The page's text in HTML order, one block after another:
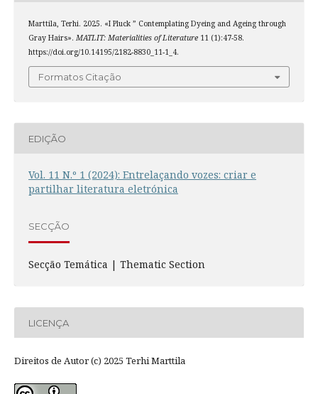
Marttila, Terhi. 2025. «I Pluck ” Contemplating Dyeing and Ageing through
Gray Hairs». MATLIT: Materialities of Literature11 (1):47-58.
https://doi.org/10.14195/2182-8830_11-1_4.
Formatos Citação
EDIÇÃO
Vol. 11 N.º 1 (2024): Entrelaçando vozes: criar e
partilhar literatura eletrónica
SECÇÃO
Secção Temática | Thematic Section
LICENÇA
Direitos de Autor (c) 2025 Terhi Marttila